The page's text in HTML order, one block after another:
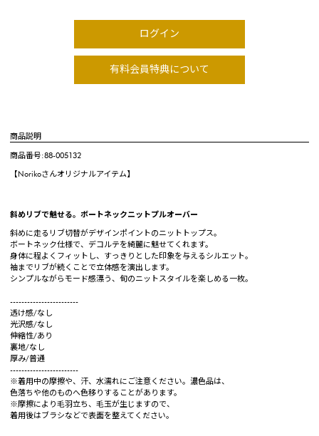
ログイン
有料会員特典について
商品説明
商品番号:88-005132
【Norikoさんオリジナルアイテム】
斜めリブで魅せる。ボートネックニットプルオーバー
斜めに走るリブ切替がデザインポイントのニットトップス。
ボートネック仕様で、デコルテを綺麗に魅せてくれます。
身体に程よくフィットし、すっきりとした印象を与えるシルエット。
袖までリブが続くことで立体感を演出します。
シンプルながらモード感漂う、旬のニットスタイルを楽しめる一枚。
------------------------
透け感/なし
光沢感/なし
伸縮性/あり
裏地/なし
厚み/普通
------------------------
※着用中の摩擦や、汗、水濡れにご注意ください。濃色品は、
色落ちや他のものへ色移りすることがあります。
※摩擦により毛羽立ち、毛玉が生じますので、
着用後はブラシなどで表面を整えてください。